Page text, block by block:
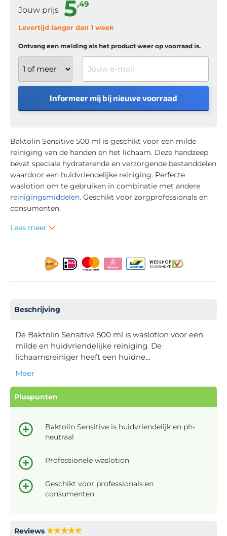
Jouw prijs 5,49
Levertijd langer dan 1 week
Ontvang een melding als het product weer op voorraad is.
Informeer mij bij nieuwe voorraad
Baktolin Sensitive 500 ml is geschikt voor een milde
reiniging van de handen en het lichaam. Deze handzeep
bevat speciale hydraterende en verzorgende bestanddelen
waardoor een huidvriendelijke reiniging. Perfecte
waslotion om te gebruiken in combinatie met andere
reinigingsmiddelen. Geschikt voor zorgprofessionals en
consumenten.
Lees meer
Beschrijving
De Baktolin Sensitive 500 ml is waslotion voor een
milde en huidvriendelijke reiniging. De
lichaamsreiniger heeft een huidne…
Meer
Pluspunten
Baktolin Sensitive is huidvriendelijk en ph-
neutraal
Professionele waslotion
Geschikt voor professionals en
consumenten
Reviews